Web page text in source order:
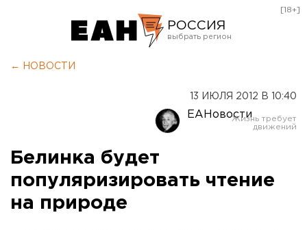
РОССИЯ
Оренбург
[18+]
← НОВОСТИ
13 ИЮЛЯ 2012 В 10:40
ЕАНовости
Белинка будет
популяризировать чтение
на природе